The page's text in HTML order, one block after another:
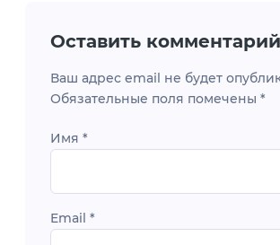
Оставить комментарий
Ваш адрес email не будет
Обязательные поля помечены *
Имя *
Email *